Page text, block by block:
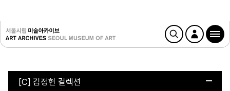
[C] 김정헌 컬렉션